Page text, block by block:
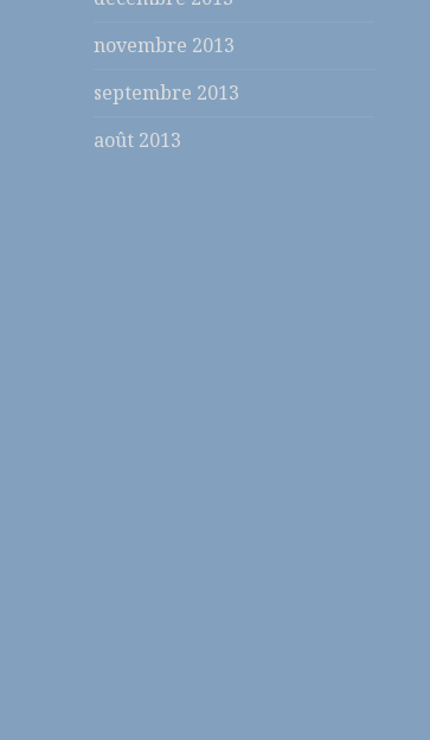
novembre 2013
septembre 2013
août 2013